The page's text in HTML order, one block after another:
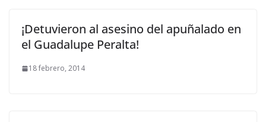
¡Detuvieron al asesino del apuñalado en
el Guadalupe Peralta!
18 febrero, 2014